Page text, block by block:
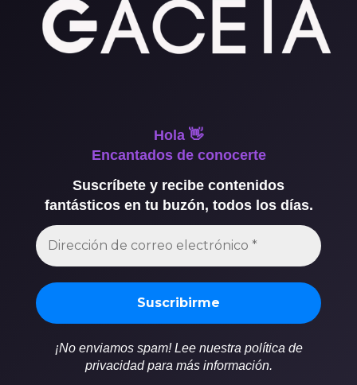
Hola 👋
Encantados de conocerte
Suscríbete y recibe contenidos
fantásticos en tu buzón, todos los días.
¡No enviamos spam! Lee nuestra política de
privacidad para más información.